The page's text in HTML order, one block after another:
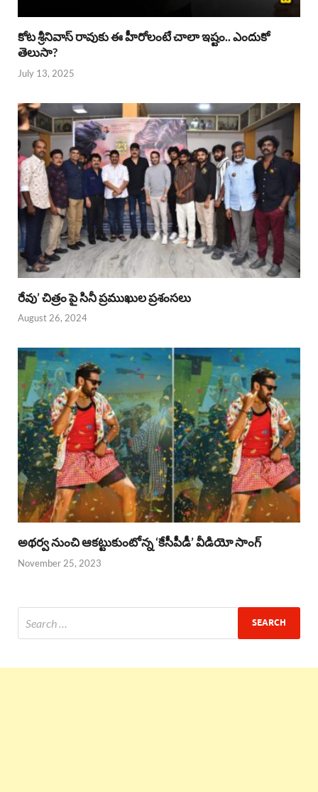
కోట శ్రీనివాస్ రావుకు ఈ హీరోలంటే చాలా ఇష్టం.. ఎందుకో
తెలుసా?
July 13, 2025
రేవు’ చిత్రం పై సినీ ప్రముఖుల ప్రశంసలు
August 26, 2024
అథర్వ నుంచి ఆకట్టుకుంటోన్న ‘కేసీపీడీ’ వీడియో సాంగ్
November 25, 2023